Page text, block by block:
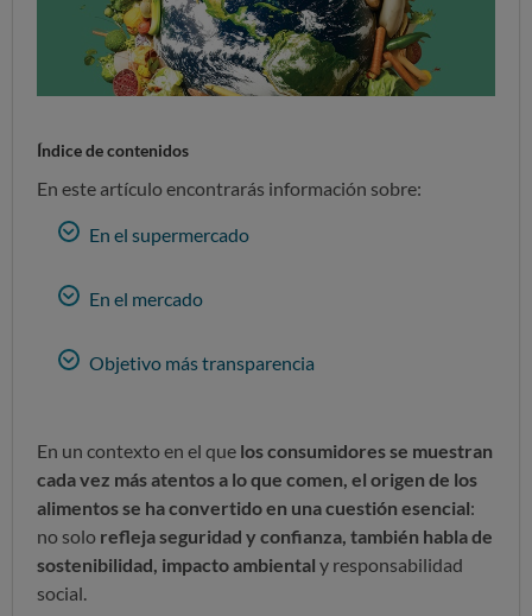
Índice de contenidos
En este artículo encontrarás información sobre:
En el supermercado
En el mercado
Objetivo más transparencia
En un contexto en el que los consumidores se muestran
cada vez más atentos a lo que comen, el origen de los
alimentos se ha convertido en una cuestión esencial:
no solo refleja seguridad y confianza, también habla de
sostenibilidad, impacto ambiental y responsabilidad
social.